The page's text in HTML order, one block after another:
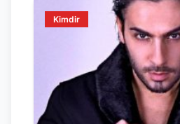
Kimdir